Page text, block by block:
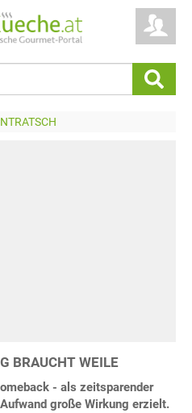
BRAUCHT WEILE
- als zeitsparender
große Wirkung erzielt.